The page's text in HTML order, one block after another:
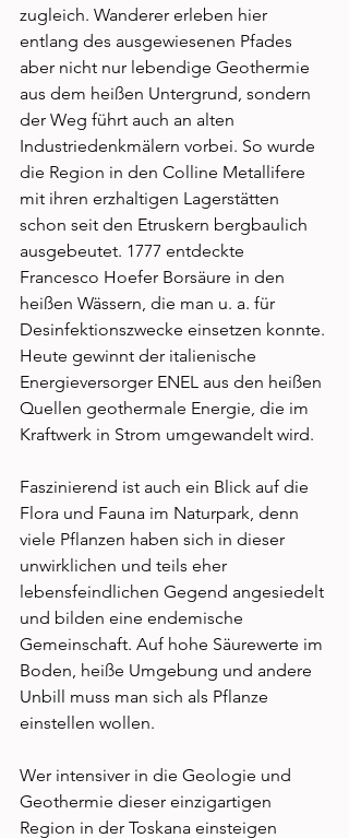
zugleich. Wanderer erleben hier
entlang des ausgewiesenen Pfades
aber nicht nur lebendige Geothermie
aus dem heißen Untergrund, sondern
der Weg führt auch an alten
Industriedenkmälern vorbei. So wurde
die Region in den Colline Metallifere
mit ihren erzhaltigen Lagerstätten
schon seit den Etruskern bergbaulich
ausgebeutet. 1777 entdeckte
Francesco Hoefer Borsäure in den
heißen Wässern, die man u. a. für
Desinfektionszwecke einsetzen konnte.
Heute gewinnt der italienische
Energieversorger ENEL aus den heißen
Quellen geothermale Energie, die im
Kraftwerk in Strom umgewandelt wird.
Faszinierend ist auch ein Blick auf die
Flora und Fauna im Naturpark, denn
viele Pflanzen haben sich in dieser
unwirklichen und teils eher
lebensfeindlichen Gegend angesiedelt
und bilden eine endemische
Gemeinschaft. Auf hohe Säurewerte im
Boden, heiße Umgebung und andere
Unbill muss man sich als Pflanze
einstellen wollen.
Wer intensiver in die Geologie und
Geothermie dieser einzigartigen
Region in der Toskana einsteigen